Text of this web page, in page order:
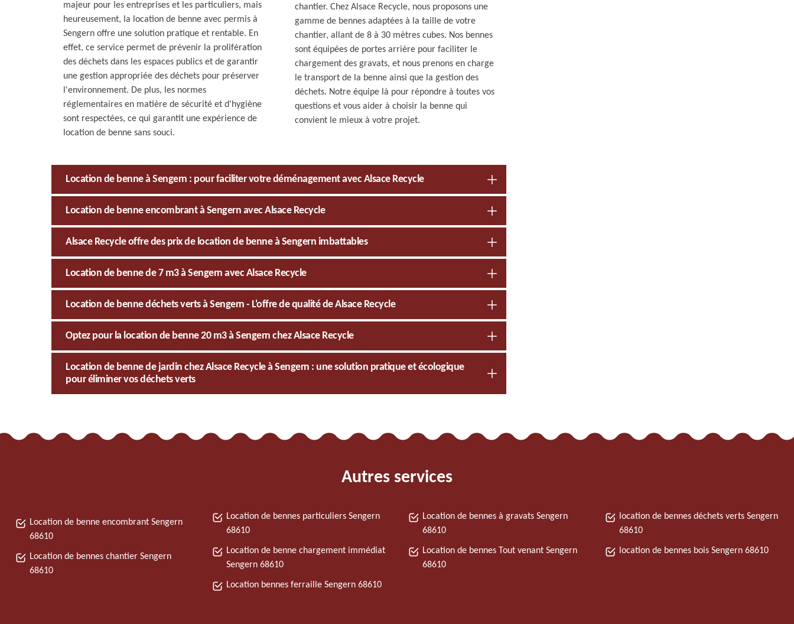
majeur pour les entreprises et les particuliers, mais
heureusement, la location de benne avec permis à
Sengern offre une solution pratique et rentable. En
effet, ce service permet de prévenir la prolifération
des déchets dans les espaces publics et de garantir
une gestion appropriée des déchets pour préserver
l'environnement. De plus, les normes
réglementaires en matière de sécurité et d'hygiène
sont respectées, ce qui garantit une expérience de
location de benne sans souci.
chantier. Chez Alsace Recycle, nous proposons une
gamme de bennes adaptées à la taille de votre
chantier, allant de 8 à 30 mètres cubes. Nos bennes
sont équipées de portes arrière pour faciliter le
chargement des gravats, et nous prenons en charge
le transport de la benne ainsi que la gestion des
déchets. Notre équipe là pour répondre à toutes vos
questions et vous aider à choisir la benne qui
convient le mieux à votre projet.
Location de benne à Sengern : pour faciliter votre déménagement avec Alsace Recycle
Location de benne encombrant à Sengern avec Alsace Recycle
Alsace Recycle offre des prix de location de benne à Sengern imbattables
Location de benne de 7 m3 à Sengern avec Alsace Recycle
Location de benne déchets verts à Sengern - L'offre de qualité de Alsace Recycle
Optez pour la location de benne 20 m3 à Sengern chez Alsace Recycle
Location de benne de jardin chez Alsace Recycle à Sengern : une solution pratique et écologique
pour éliminer vos déchets verts
Autres services
Location de benne encombrant Sengern
68610
Location de bennes chantier Sengern
68610
Location de bennes particuliers Sengern
68610
Location de benne chargement immédiat
Sengern 68610
Location bennes ferraille Sengern 68610
Location de bennes à gravats Sengern
68610
Location de bennes Tout venant Sengern
68610
location de bennes déchets verts Sengern
68610
location de bennes bois Sengern 68610